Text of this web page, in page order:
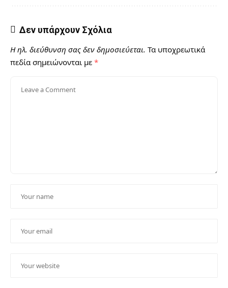
Δεν υπάρχουν Σχόλια
Η ηλ. διεύθυνση σας δεν δημοσιεύεται. Τα υποχρεωτικά
πεδία σημειώνονται με *